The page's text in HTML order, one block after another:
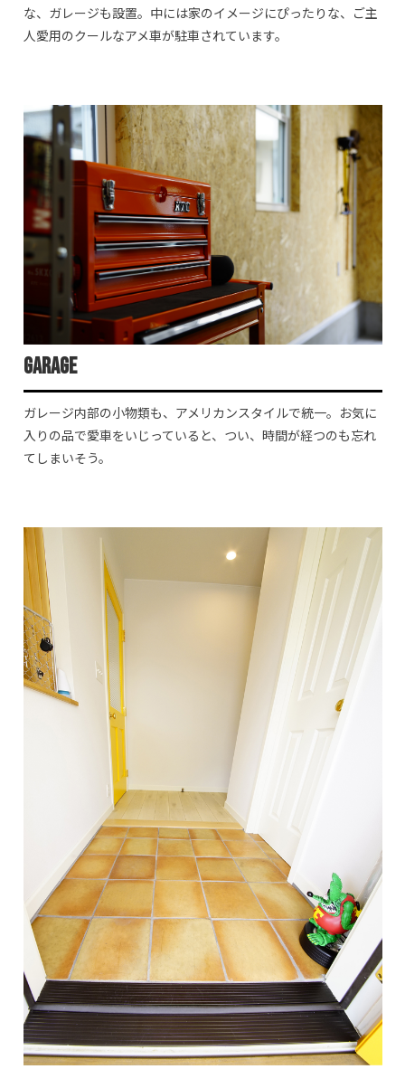
な、ガレージも設置。中には家のイメージにぴったりな、ご主
人愛用のクールなアメ車が駐車されています。
Garage
ガレージ内部の小物類も、アメリカンスタイルで統一。お気に
入りの品で愛車をいじっていると、つい、時間が経つのも忘れ
てしまいそう。